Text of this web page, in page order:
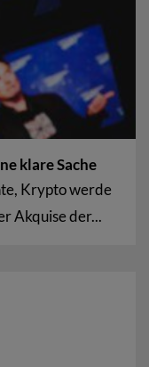
klare Sache
Krypto werde
Akquise der...